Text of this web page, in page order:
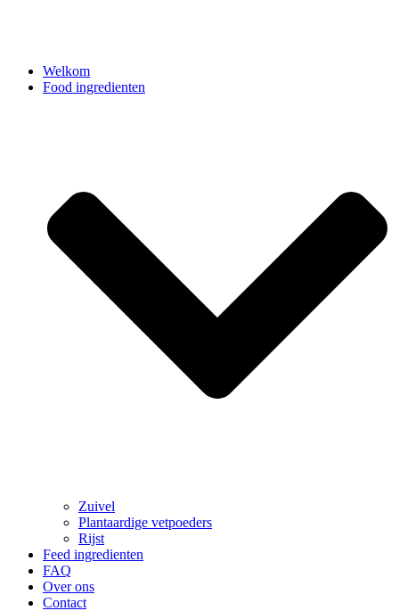
Welkom
Food ingredienten
Zuivel
Plantaardige vetpoeders
Rijst
Feed ingredienten
FAQ
Over ons
Contact